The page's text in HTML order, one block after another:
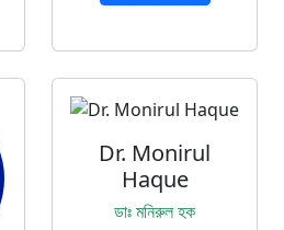
Dr. Monirul
Haque
ডাঃ মনিরুল হক